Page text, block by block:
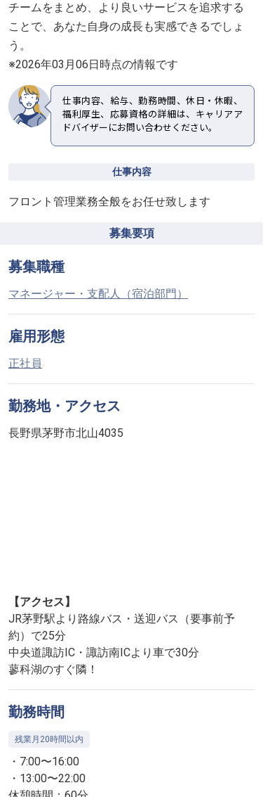
チームをまとめ、より良いサービスを追求する
ことで、あなた自身の成長も実感できるでしょ
う。
※2026年03月06日時点の情報です
仕事内容、給与、勤務時間、休日・休暇、
福利厚生、応募資格の詳細は、キャリアア
ドバイザーにお問い合わせください。
仕事内容
フロント管理業務全般をお任せ致します
募集要項
募集職種
マネージャー・支配人（宿泊部門）
雇用形態
正社員
勤務地・アクセス
長野県茅野市北山4035
【アクセス】
JR茅野駅より路線バス・送迎バス（要事前予
約）で25分
中央道諏訪IC・諏訪南ICより車で30分
蓼科湖のすぐ隣！
勤務時間
残業月20時間以内
・7:00〜16:00
・13:00〜22:00